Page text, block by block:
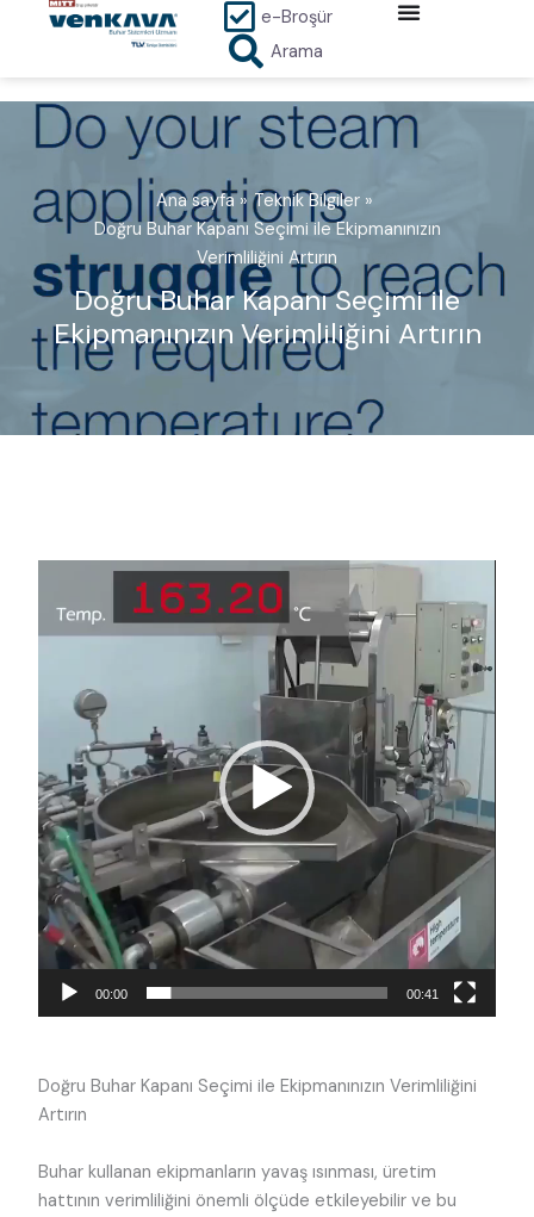
İçeriğe
e-Broşür
Arama
Ana sayfa
Teknik Bilgiler
Doğru Buhar Kapanı Seçimi ile Ekipmanınızın
Verimliliğini Artırın
Doğru Buhar Kapanı Seçimi ile
Ekipmanınızın Verimliliğini Artırın
00:00 00:41
Doğru Buhar Kapanı Seçimi ile Ekipmanınızın Verimliliğini
Artırın
Buhar kullanan ekipmanların yavaş ısınması, üretim
hattının verimliliğini önemli ölçüde etkileyebilir ve bu